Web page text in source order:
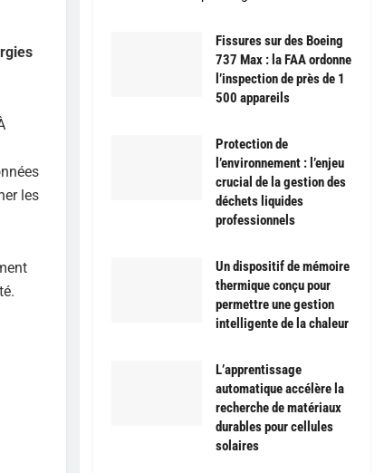
les
Fissures sur des Boeing
737 Max : la FAA ordonne
l’inspection de près de 1
500 appareils
Protection de
l’environnement : l’enjeu
crucial de la gestion des
déchets liquides
professionnels
Un dispositif de mémoire
thermique conçu pour
permettre une gestion
intelligente de la chaleur
L’apprentissage
automatique accélère la
recherche de matériaux
durables pour cellules
solaires